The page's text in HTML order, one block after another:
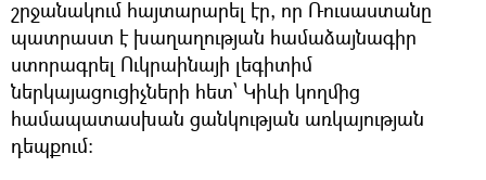
շրջանակում հայտարարել էր, որ Ռուսաստանը
պատրաստ է խաղաղության համաձայնագիր
ստորագրել Ուկրաինայի լեգիտիմ
ներկայացուցիչների հետ՝ Կիևի կողմից
համապատասխան ցանկության առկայության
դեպքում։